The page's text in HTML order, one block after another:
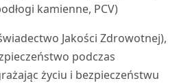
kamienne, PCV)
Jakości Zdrowotnej),
podczas
życiu i bezpieczeństwu